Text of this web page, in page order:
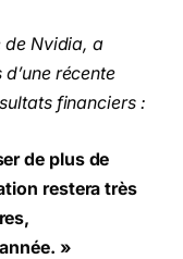
de Nvidia, a
récente
financiers :
de plus de
restera très
»